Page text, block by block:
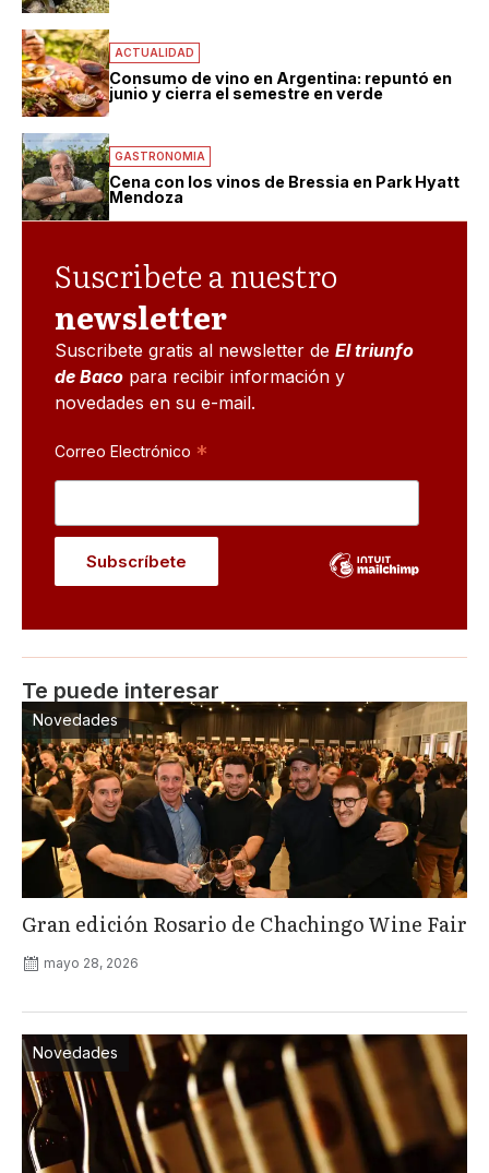
ACTUALIDAD
Consumo de vino en Argentina: repuntó en
junio y cierra el semestre en verde
GASTRONOMIA
Cena con los vinos de Bressia en Park Hyatt
Mendoza
Suscribete a nuestro
newsletter
Suscribete gratis al newsletter de El triunfo
de Baco para recibir información y
novedades en su e-mail.
Correo Electrónico *
Te puede interesar
Novedades
Gran edición Rosario de Chachingo Wine Fair
mayo 28, 2026
Novedades